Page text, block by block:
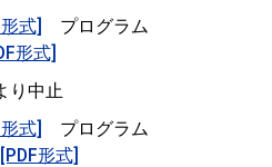
式]
プログラム
形式]
り中止
式]
プログラム
[PDF形式]